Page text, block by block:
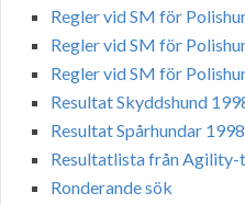
Regler vid SM för
Regler vid SM för
Regler vid SM för
Resultat Skyddshund
Resultat Spårhundar 1998
Resultatlista från
Ronderande sök